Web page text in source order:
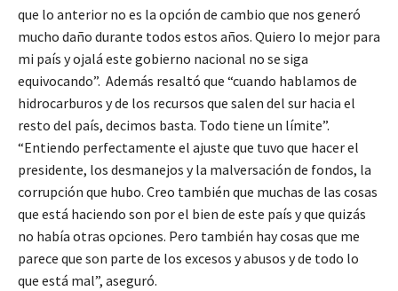
que lo anterior no es la opción de cambio que nos generó
mucho daño durante todos estos años. Quiero lo mejor para
mi país y ojalá este gobierno nacional no se siga
equivocando”. Además resaltó que “cuando hablamos de
hidrocarburos y de los recursos que salen del sur hacia el
resto del país, decimos basta. Todo tiene un límite”.
“Entiendo perfectamente el ajuste que tuvo que hacer el
presidente, los desmanejos y la malversación de fondos, la
corrupción que hubo. Creo también que muchas de las cosas
que está haciendo son por el bien de este país y que quizás
no había otras opciones. Pero también hay cosas que me
parece que son parte de los excesos y abusos y de todo lo
que está mal”, aseguró.